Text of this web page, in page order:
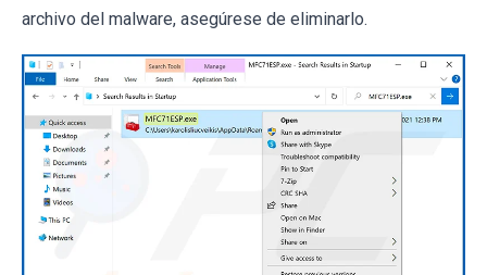
archivo del malware, asegúrese de eliminarlo.